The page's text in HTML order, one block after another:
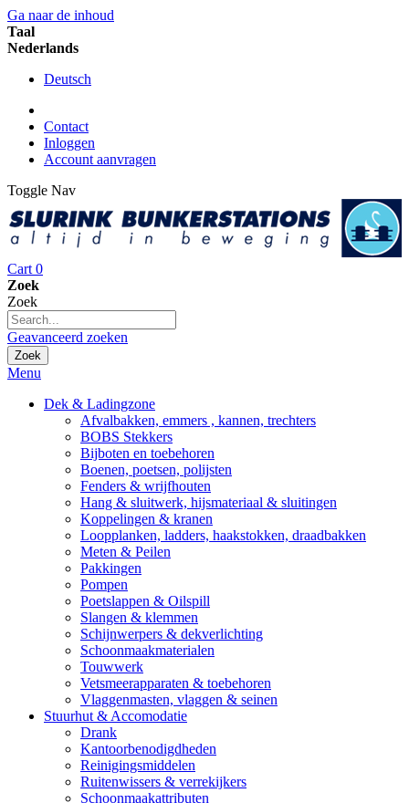
Ga naar de inhoud
Taal
Nederlands
Deutsch
Contact
Inloggen
Account aanvragen
Toggle Nav
Cart 0
Zoek
Zoek
Geavanceerd zoeken
Zoek
Menu
Dek & Ladingzone
Afvalbakken, emmers , kannen, trechters
BOBS Stekkers
Bijboten en toebehoren
Boenen, poetsen, polijsten
Fenders & wrijfhouten
Hang & sluitwerk, hijsmateriaal & sluitingen
Koppelingen & kranen
Loopplanken, ladders, haakstokken, draadbakken
Meten & Peilen
Pakkingen
Pompen
Poetslappen & Oilspill
Slangen & klemmen
Schijnwerpers & dekverlichting
Schoonmaakmaterialen
Touwwerk
Vetsmeerapparaten & toebehoren
Vlaggenmasten, vlaggen & seinen
Stuurhut & Accomodatie
Drank
Kantoorbenodigdheden
Reinigingsmiddelen
Ruitenwissers & verrekijkers
Schoonmaakattributen